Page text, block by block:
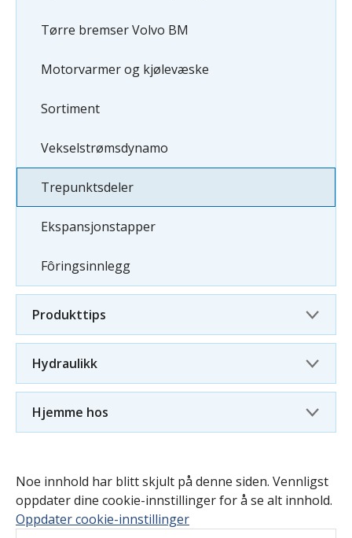
Tørre bremser Volvo BM
Motorvarmer og kjølevæske
Sortiment
Vekselstrømsdynamo
Trepunktsdeler
Ekspansjonstapper
Fôringsinnlegg
Produkttips
Hydraulikk
Hjemme hos
Noe innhold har blitt skjult på denne siden. Vennligst
oppdater dine cookie-innstillinger for å se alt innhold.
Oppdater cookie-innstillinger